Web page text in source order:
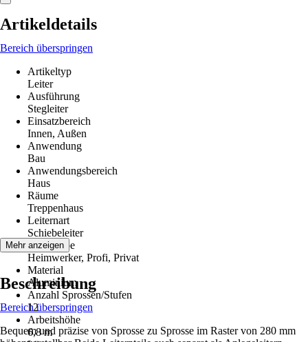
Artikeldetails
Bereich überspringen
Artikeltyp
Leiter
Ausführung
Stegleiter
Einsatzbereich
Innen, Außen
Anwendung
Bau
Anwendungsbereich
Haus
Räume
Treppenhaus
Leiternart
Schiebeleiter
Zielgruppe
Heimwerker, Profi, Privat
Material
Aluminium
Anzahl Sprossen/Stufen
12
Arbeitshöhe
6,8 m
Mehr anzeigen
Beschreibung
Bereich überspringen
Bequem und präzise von Sprosse zu Sprosse im Raster von 280 mm